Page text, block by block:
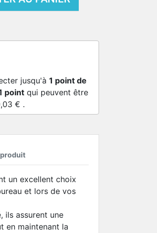
jusqu'à 1 point de
point qui peuvent être
€ .
un excellent choix
et lors de vos
ils assurent une
en maintenant la